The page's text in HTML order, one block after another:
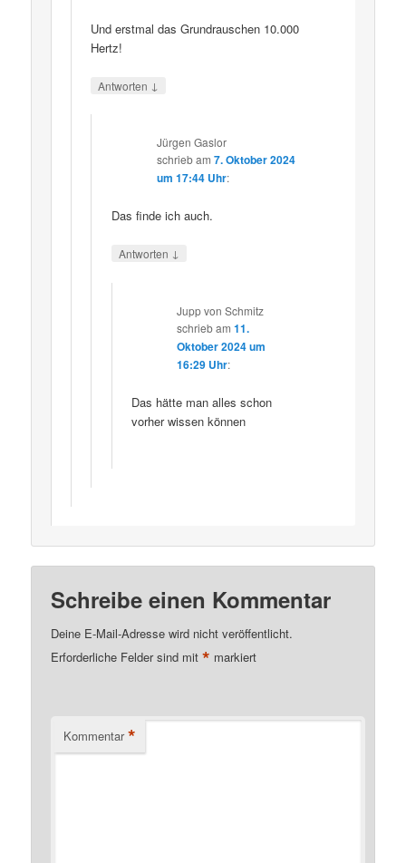
Und erstmal das Grundrauschen 10.000
Hertz!
Antworten ↓
Jürgen Gaslor
schriebam 7. Oktober 2024
um 17:44 Uhr:
Das finde ich auch.
Antworten ↓
Jupp von Schmitz
schriebam 11.
Oktober 2024 um
16:29 Uhr:
Das hätte man alles schon
vorher wissen können
Schreibe einen Kommentar
Deine E-Mail-Adresse wird nicht veröffentlicht.
Erforderliche Felder sind mit* markiert
Kommentar *